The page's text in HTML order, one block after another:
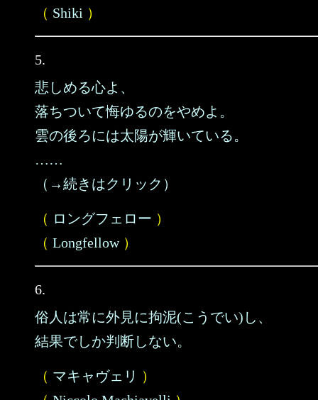
（ Shiki ）
5.
悲しめる心よ、
落ちついて悔ゆるのをやめよ。
雲の後ろには太陽が輝いている。
……
（→続きはクリック）
（ ロングフェロー ）
（ Longfellow）
6.
俗人は常に外見に拘泥(こうでい)し、
結果でしか判断しない。
（ マキャヴェリ ）